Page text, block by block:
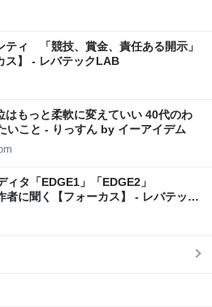
ティ 「競技、賞金、責任ある開示」
ス】 - レバテックLAB
はもっと柔軟に変えていい 40代のわ
いこと - りっすん by イーアイデム
タ「EDGE1」「EDGE2」
者に聞く【フォーカス】 - レバテック